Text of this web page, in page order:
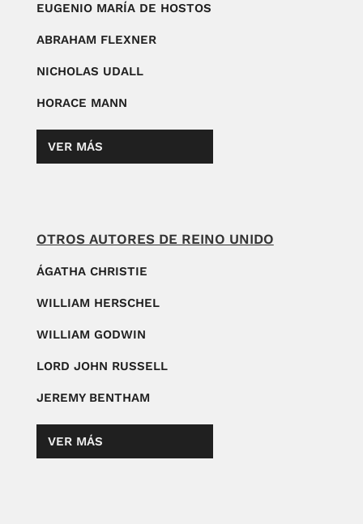
EUGENIO MARÍA DE HOSTOS
ABRAHAM FLEXNER
NICHOLAS UDALL
HORACE MANN
VER MÁS
OTROS AUTORES DE REINO UNIDO
ÁGATHA CHRISTIE
WILLIAM HERSCHEL
WILLIAM GODWIN
LORD JOHN RUSSELL
JEREMY BENTHAM
VER MÁS